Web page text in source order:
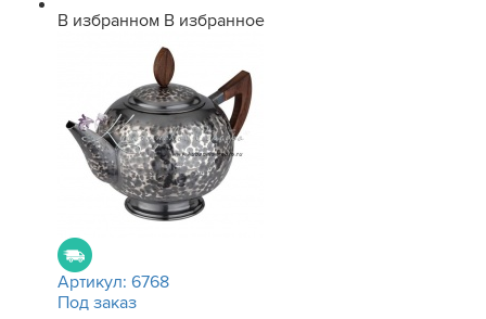
В избранном В избранное
Артикул: 6768
Под заказ